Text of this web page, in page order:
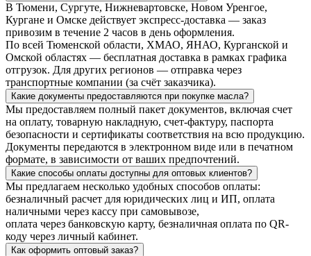
В Тюмени, Сургуте, Нижневартовске, Новом Уренгое,
Кургане и Омске действует экспресс-доставка — заказ
привозим в течение 2 часов в день оформления.
По всей Тюменской области, ХМАО, ЯНАО, Курганской и
Омской областях — бесплатная доставка в рамках графика
отгрузок. Для других регионов — отправка через
транспортные компании (за счёт заказчика).
Какие документы предоставляются при покупке масла?
Мы предоставляем полный пакет документов, включая счет
на оплату, товарную накладную, счет-фактуру, паспорта
безопасности и сертификаты соответствия на всю продукцию.
Документы передаются в электронном виде или в печатном
формате, в зависимости от ваших предпочтений.
Какие способы оплаты доступны для оптовых клиентов?
Мы предлагаем несколько удобных способов оплаты:
безналичный расчет для юридических лиц и ИП, оплата
наличными через кассу при самовывозе,
оплата через банковскую карту, безналичная оплата по QR-
коду через личный кабинет.
Как оформить оптовый заказ?